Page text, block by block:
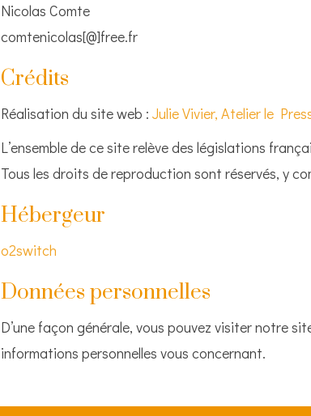
Nicolas Comte
comtenicolas[@]free.fr
Crédits
Réalisation du site web : Julie Vivier, Atelier le
L’ensemble de ce site relève des législations
Tous les droits de reproduction sont réservés, y
Hébergeur
o2switch
Données personnelles
D’une façon générale, vous pouvez visiter notre
informations personnelles vous concernant.